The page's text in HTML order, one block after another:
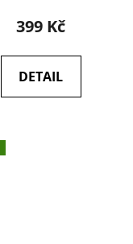
399 Kč
DETAIL